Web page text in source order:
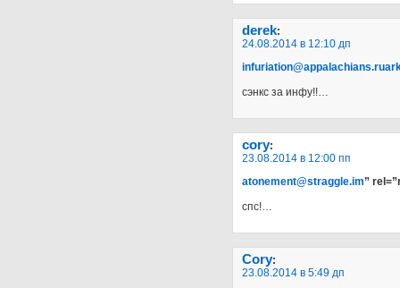
derek:
24.08.2014 в 12:10 дп
сэнкс за инфу!!…
cory:
23.08.2014 в 12:00 пп
atonement@straggle.im”
спс!…
Cory:
23.08.2014 в 5:49 дп